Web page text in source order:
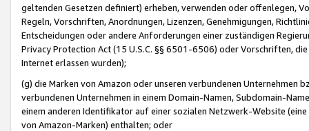
geltenden Gesetzen definiert) erheben, verwenden oder offenlegen,
Regeln, Vorschriften, Anordnungen, Lizenzen, Genehmigungen,
Entscheidungen oder andere Anforderungen einer zuständigen
Privacy Protection Act (15 U.S.C. §§ 6501-6506) oder Vorschriften,
Internet erlassen wurden);
(g) die Marken von Amazon oder unseren verbundenen Unternehmen
verbundenen Unternehmen in einem Domain-Namen, Subdomain-
einem anderen Identifikator auf einer sozialen Netzwerk-Website
von Amazon-Marken) enthalten; oder